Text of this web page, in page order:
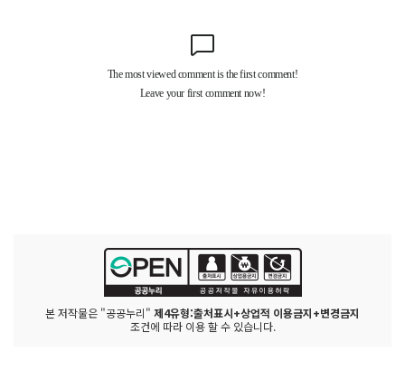
본 저작물은 "공공누리" 제4유형:출처표시+상업적 이용금지+변경금지
조건에 따라 이용 할 수 있습니다.